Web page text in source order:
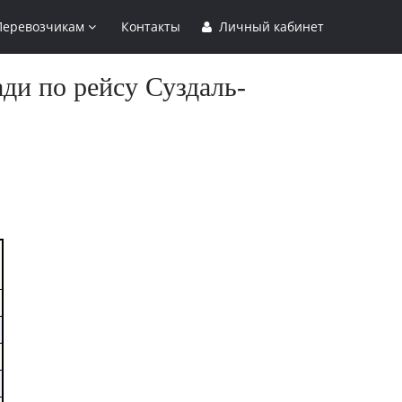
Контакты Личный кабинет
по рейсу Суздаль-